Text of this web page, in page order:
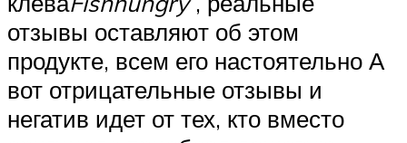
отзывы оставляют об этом
продукте, всем его настоятельно А
вот отрицательные отзывы и
негатив идет от тех, кто вместо